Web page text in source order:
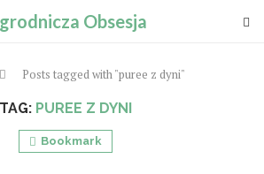
Obsesja
Posts tagged with "puree z dyni"
TAG: PUREE Z DYNI
Bookmark